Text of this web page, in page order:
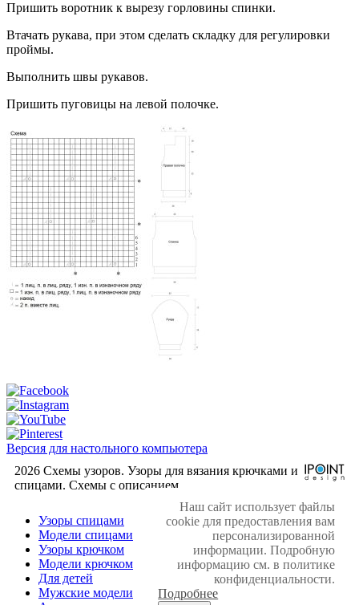
Пришить воротник к вырезу горловины спинки.
Втачать рукава, при этом сделать складку для регулировки
проймы.
Выполнить швы рукавов.
Пришить пуговицы на левой полочке.
Версия для настольного компьютера
2026 Схемы узоров. Узоры для вязания крючками и
спицами. Cхемы с описанием.
Узоры спицами
Модели спицами
Узоры крючком
Модели крючком
Для детей
Мужские модели
Наш сайт использует файлы
cookie для предоставления вам
персонализированной
информации. Подробную
информацию см. в политике
конфиденциальности.
Подробнее